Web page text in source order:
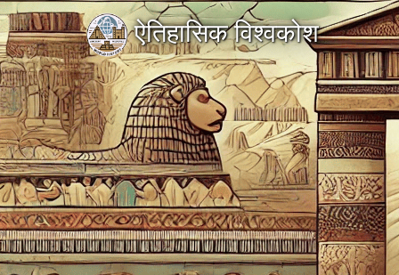
ऐतिहासिक विश्वकोश